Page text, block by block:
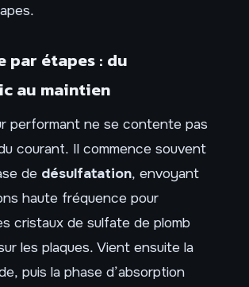
par étapes : du
au maintien
performant ne se contente pas
courant. Il commence souvent
de désulfatation, envoyant
haute fréquence pour
cristaux de sulfate de plomb
les plaques. Vient ensuite la
puis la phase d’absorption